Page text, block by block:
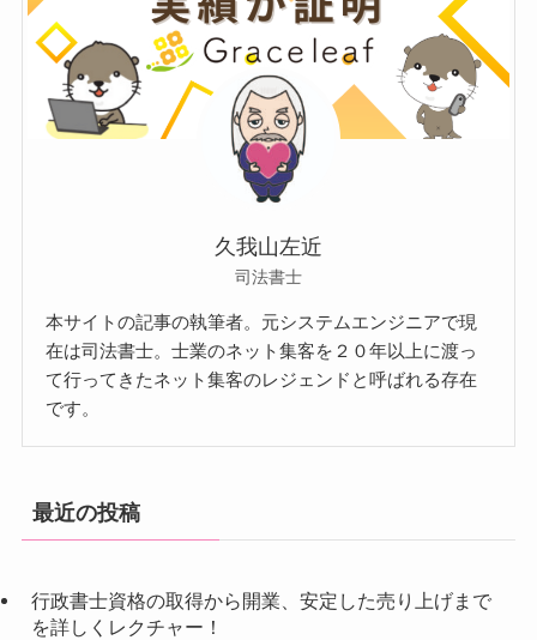
久我山左近
司法書士
本サイトの記事の執筆者。元システムエンジニアで現
在は司法書士。士業のネット集客を２０年以上に渡っ
て行ってきたネット集客のレジェンドと呼ばれる存在
です。
最近の投稿
行政書士資格の取得から開業、安定した売り上げまで
を詳しくレクチャー！